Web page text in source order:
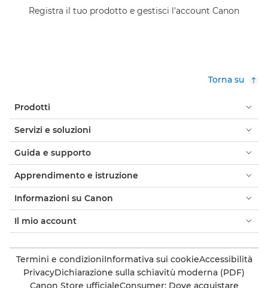
Registra il tuo prodotto e gestisci l'account Canon
Torna su
Prodotti
Servizi e soluzioni
Guida e supporto
Apprendimento e istruzione
Informazioni su Canon
Il mio account
Termini e condizioniInformativa sui cookieAccessibilità
PrivacyDichiarazione sulla schiavitù moderna (PDF)
Canon Store ufficialeConsumer: Dove acquistare